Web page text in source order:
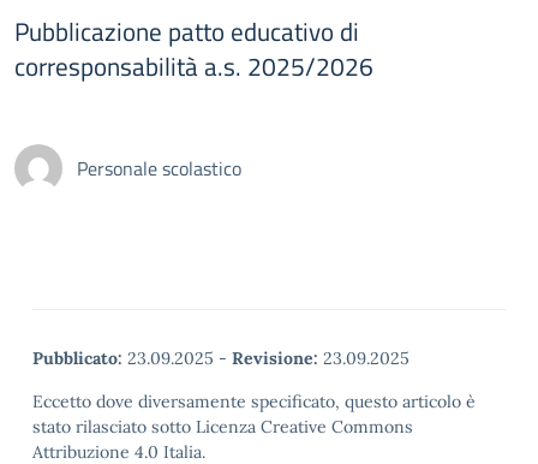
Pubblicazione patto educativo di
corresponsabilità a.s. 2025/2026
Personale scolastico
Pubblicato: 23.09.2025 - Revisione: 23.09.2025
Eccetto dove diversamente specificato, questo articolo è
stato rilasciato sotto Licenza Creative Commons
Attribuzione 4.0 Italia.